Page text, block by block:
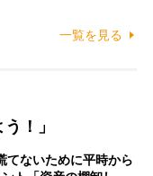
一覧を見る
！」
てないために平時から